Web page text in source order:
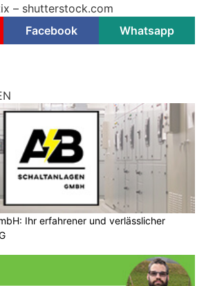
– shutterstock.com
Facebook Whatsapp
Ihr erfahrener und verlässlicher